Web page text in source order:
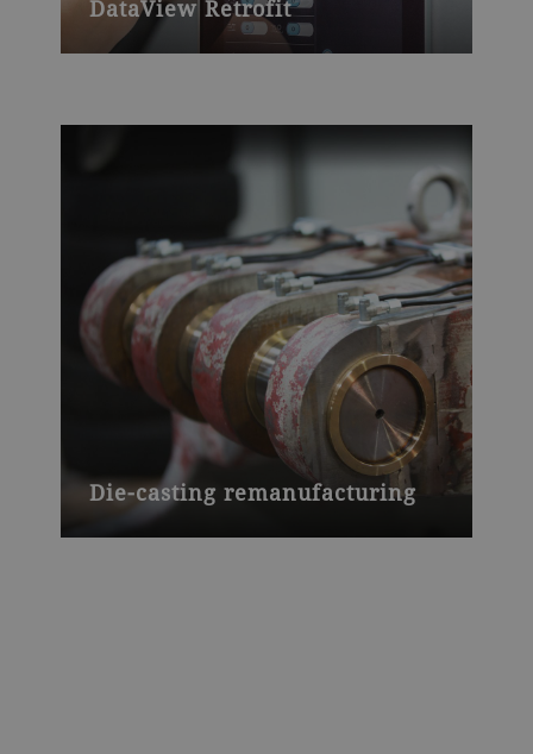
DataView Retrofit
Die-casting remanufacturing